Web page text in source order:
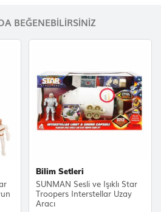
BEĞENEBILIRSINIZ
Bilim Setleri
SUNMAN Sesli ve Işıklı Star
Troopers Interstellar Uzay
Aracı